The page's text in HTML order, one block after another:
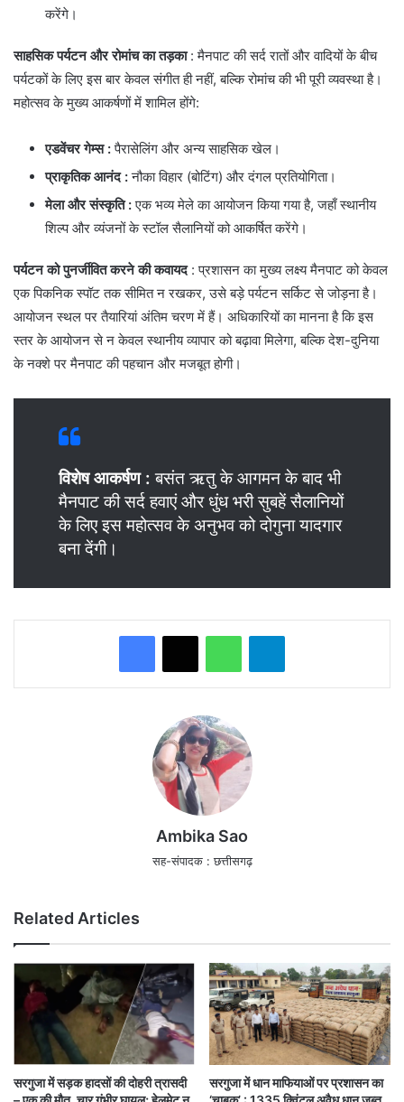
करेंगे।
साहसिक पर्यटन और रोमांच का तड़का: ​मैनपाट की सर्द रातों और वादियों के बीच
पर्यटकों के लिए इस बार केवल संगीत ही नहीं, बल्कि रोमांच की भी पूरी व्यवस्था है।
महोत्सव के मुख्य आकर्षणों में शामिल होंगे:
एडवेंचर गेम्स :पैरासेलिंग और अन्य साहसिक खेल।
प्राकृतिक आनंद :नौका विहार (बोटिंग) और दंगल प्रतियोगिता।
मेला और संस्कृति :एक भव्य मेले का आयोजन किया गया है, जहाँ स्थानीय
शिल्प और व्यंजनों के स्टॉल सैलानियों को आकर्षित करेंगे।
पर्यटन को पुनर्जीवित करने की कवायद: ​प्रशासन का मुख्य लक्ष्य मैनपाट को केवल
एक पिकनिक स्पॉट तक सीमित न रखकर, उसे बड़े पर्यटन सर्किट से जोड़ना है।
आयोजन स्थल पर तैयारियां अंतिम चरण में हैं। अधिकारियों का मानना है कि इस
स्तर के आयोजन से न केवल स्थानीय व्यापार को बढ़ावा मिलेगा, बल्कि देश-दुनिया
के नक्शे पर मैनपाट की पहचान और मजबूत होगी।
विशेष आकर्षण : बसंत ऋतु के आगमन के बाद भी
मैनपाट की सर्द हवाएं और धुंध भरी सुबहें सैलानियों
के लिए इस महोत्सव के अनुभव को दोगुना यादगार
बना देंगी।
WhatsAppTelegram
Ambika Sao
सह-संपादक : छत्तीसगढ़
Related Articles
सरगुजा में सड़क हादसों की दोहरी त्रासदी
सरगुजा में धान माफियाओं पर प्रशासन का